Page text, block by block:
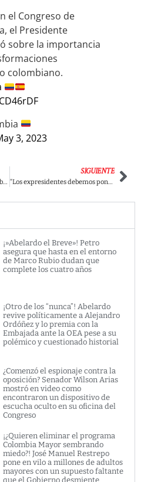
el Congreso de
el Presidente
sobre la importancia
colombiano.
3, 2023
Videos: Los reyes de España reciben con honores al presidente Petro en su visita de Estado
SIGUIENTE
“Los expresidentes debemos ponernos de acuerdo para evitar tristes espectáculos”: Santos
¡»Abelardo el Breve»! Petro
asegura que hasta en el entorno
de Marco Rubio dudan que
complete los cuatro años
¡Otro de los “nunca”! Abelardo
revive políticamente a Alejandro
Ordóñez y lo premia con la
Embajada ante la OEA pese a su
polémico y cuestionado historial
¿Comenzó el espionaje contra la
oposición? Senador Wilson Arias
mostró en video como
encontraron un dispositivo de
escucha oculto en su oficina del
Congreso
¡¿Quieren eliminar el programa
Colombia Mayor sembrando
miedo?! José Manuel Restrepo
pone en vilo a millones de adultos
mayores con un supuesto faltante
que el Gobierno desmiente